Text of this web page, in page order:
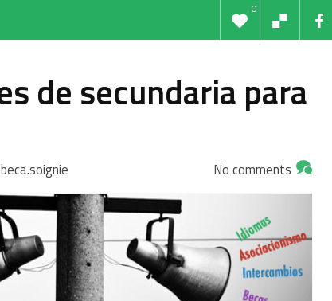
de secundaria para
No comments
0